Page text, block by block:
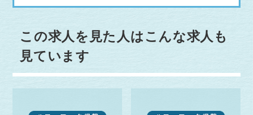
この求人を見た人はこんな求人も
見ています